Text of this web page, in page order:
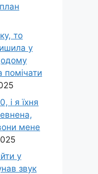
то
у
помічати
і я їхня
мене
у
звук